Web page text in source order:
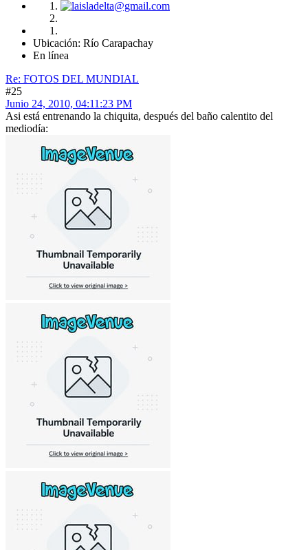
Ubicación: Río Carapachay
En línea
Re: FOTOS DEL MUNDIAL
#25
Junio 24, 2010, 04:11:23 PM
Asi está entrenando la chiquita, después del baño calentito del
mediodía: